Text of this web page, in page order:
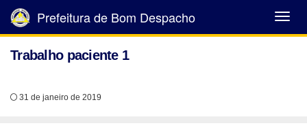
Abrir
Menu
Prefeitura de Bom Despacho
Trabalho paciente 1
31 de janeiro de 2019